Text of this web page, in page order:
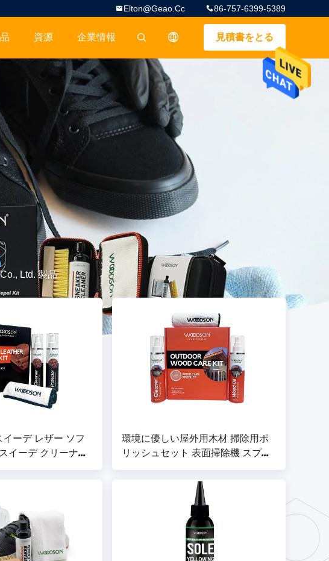
86-757-6399-5389
Elton@geao.cc
見積書をとる
描述
資源 企業情報
Ltd. 製品
ーデ レザー ソフ
イーデ クリーナー
クター 環境に優し
環境に優しい屋外用木材 掃除用ポ
リッシュセット 表面掃除機 スプレ
ー 家具 掃除用木材 溶剤油 木材清掃